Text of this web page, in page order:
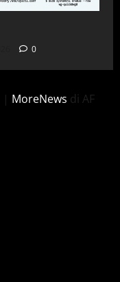
0
| MoreNews di AF